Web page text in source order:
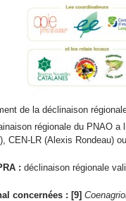
de la déclinaison
régionale du PNAO
CEN-LR (Alexis Rondeau)
: déclinaison régionale
concernées : [9]